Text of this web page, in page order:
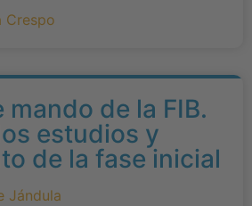
Crespo
mando de la FIB.
estudios y
de la fase inicial
Jándula